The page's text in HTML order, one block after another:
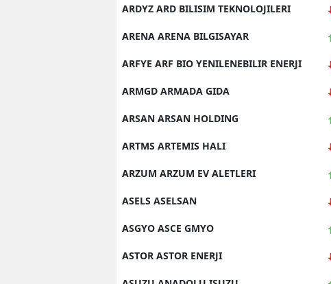
ARDYZ ARD BILISIM TEKNOLOJILERI
ARENA ARENA BILGISAYAR
ARFYE ARF BIO YENILENEBILIR ENERJI
ARMGD ARMADA GIDA
ARSAN ARSAN HOLDING
ARTMS ARTEMIS HALI
ARZUM ARZUM EV ALETLERI
ASELS ASELSAN
ASGYO ASCE GMYO
ASTOR ASTOR ENERJI